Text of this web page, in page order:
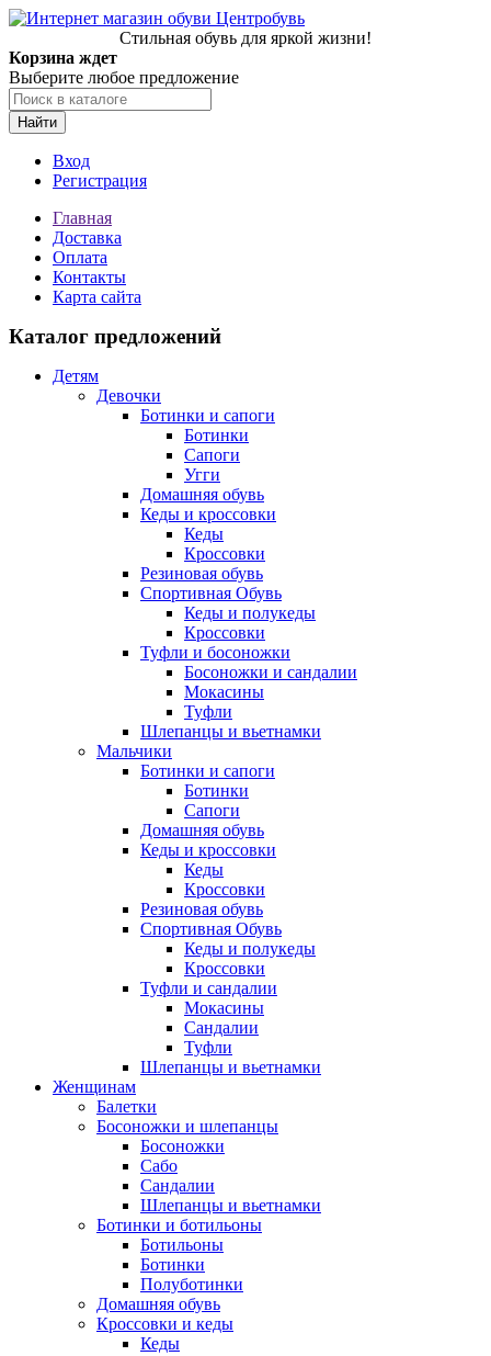
Стильная обувь для яркой жизни!
Корзина ждет
Выберите любое предложение
Найти
Вход
Регистрация
Главная
Доставка
Оплата
Контакты
Карта сайта
Каталог предложений
Детям
Девочки
Ботинки и сапоги
Ботинки
Сапоги
Угги
Домашняя обувь
Кеды и кроссовки
Кеды
Кроссовки
Резиновая обувь
Спортивная Обувь
Кеды и полукеды
Кроссовки
Туфли и босоножки
Босоножки и сандалии
Мокасины
Туфли
Шлепанцы и вьетнамки
Мальчики
Ботинки и сапоги
Ботинки
Сапоги
Домашняя обувь
Кеды и кроссовки
Кеды
Кроссовки
Резиновая обувь
Спортивная Обувь
Кеды и полукеды
Кроссовки
Туфли и сандалии
Мокасины
Сандалии
Туфли
Шлепанцы и вьетнамки
Женщинам
Балетки
Босоножки и шлепанцы
Босоножки
Сабо
Сандалии
Шлепанцы и вьетнамки
Ботинки и ботильоны
Ботильоны
Ботинки
Полуботинки
Домашняя обувь
Кроссовки и кеды
Кеды